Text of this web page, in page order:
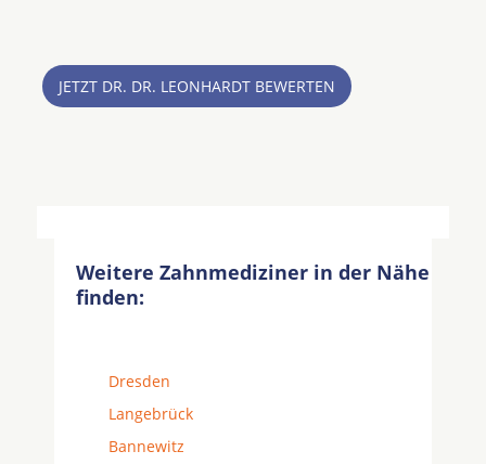
JETZT DR. DR. LEONHARDT BEWERTEN
Weitere Zahnmediziner in der Nähe
finden:
Dresden
Langebrück
Bannewitz